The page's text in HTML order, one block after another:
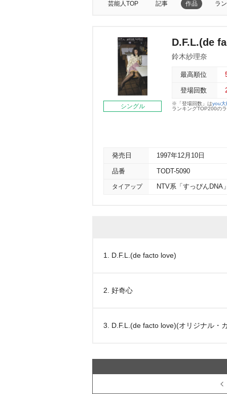
芸能人TOP 記事 作品 ラ
シングル
D.F.L.(de
鈴木紗理奈
最高順位
登場回数
※「登場回数」はyou大
ランキングTOP200の
発売日 1997年12月10日
品番 TODT-5090
タイアップ NTV系「すっぴんDNA
1. D.F.L.(de facto love)
2. 好奇心
3. D.F.L.(de facto love)(オリジナル・